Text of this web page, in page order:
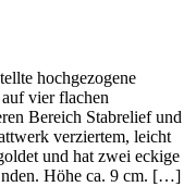
hochgezogene
vier flachen
Bereich Stabrelief und
verziertem, leicht
und hat zwei eckige
Höhe ca. 9 cm. […]